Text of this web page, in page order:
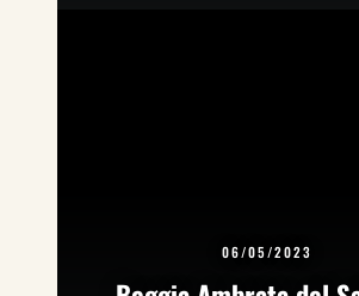
06/05/2023